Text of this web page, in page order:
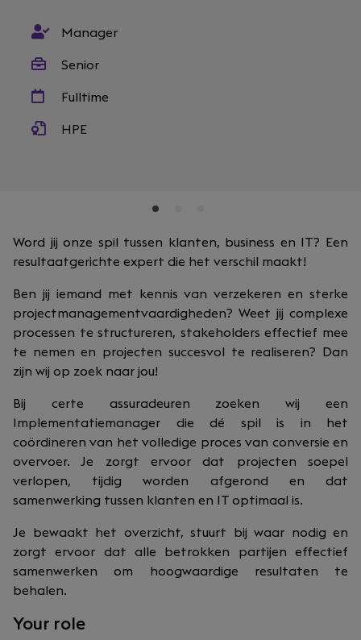
Manager
Senior
Fulltime
HPE
Word jij onze spil tussen klanten, business en IT? Een
resultaatgerichte expert die het verschil maakt!
Ben jij iemand met kennis van verzekeren en sterke
projectmanagementvaardigheden? Weet jij complexe
processen te structureren, stakeholders effectief mee
te nemen en projecten succesvol te realiseren? Dan
zijn wij op zoek naar jou!
Bij certe assuradeuren zoeken wij een
Implementatiemanager die dé spil is in het
coördineren van het volledige proces van conversie en
overvoer. Je zorgt ervoor dat projecten soepel
verlopen, tijdig worden afgerond en dat
samenwerking tussen klanten en IT optimaal is.
Je bewaakt het overzicht, stuurt bij waar nodig en
zorgt ervoor dat alle betrokken partijen effectief
samenwerken om hoogwaardige resultaten te
behalen.
Your role